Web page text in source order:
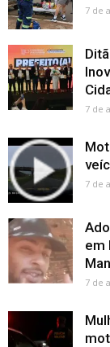
7 de
7 de
7 de
em
7 de